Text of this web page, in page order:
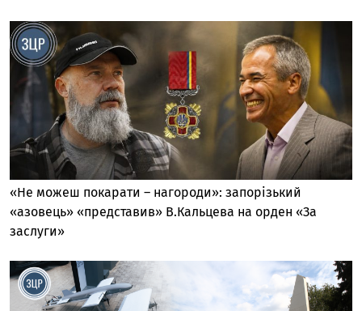
«Не можеш покарати – нагороди»: запорізький
«азовець» «представив» В.Кальцева на орден «За
заслуги»